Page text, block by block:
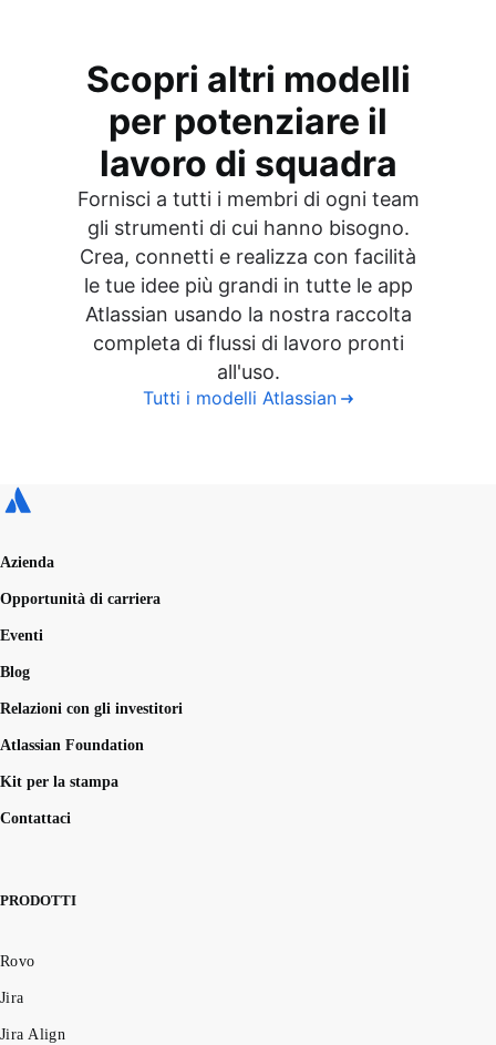
Scopri altri modelli
per potenziare il
lavoro di squadra
Fornisci a tutti i membri di ogni team
gli strumenti di cui hanno bisogno.
Crea, connetti e realizza con facilità
le tue idee più grandi in tutte le app
Atlassian usando la nostra raccolta
completa di flussi di lavoro pronti
all'uso.
Tutti i modelli Atlassian
Azienda
Opportunità di carriera
Eventi
Blog
Relazioni con gli investitori
Atlassian Foundation
Kit per la stampa
Contattaci
PRODOTTI
Rovo
Jira
Jira Align